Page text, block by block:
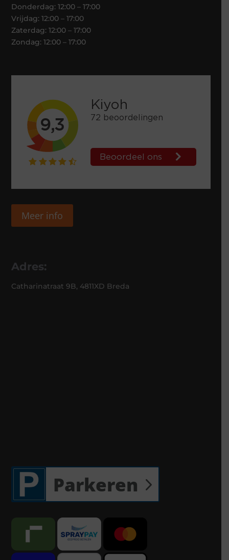
Donderdag: 12:00 – 17:00
Vrijdag: 12:00 – 17:00
Zaterdag: 12:00 – 17:00
Zondag: 12:00 – 17:00
Meer info
Adres:
Catharinatraat 9B, 4811XD Breda
Parkeren